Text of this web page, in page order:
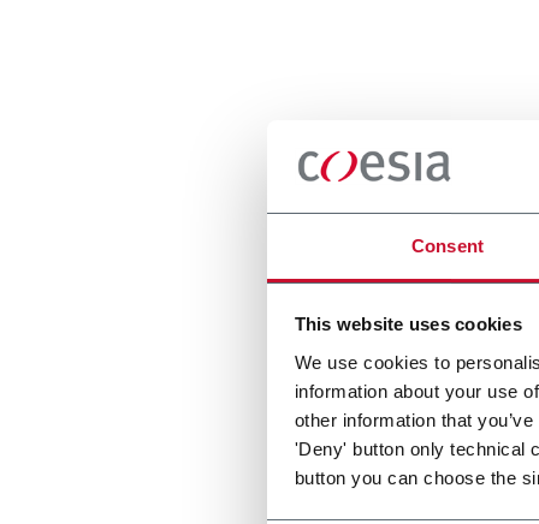
Consent
This website uses cookies
We use cookies to
information about your use
other information that
'Deny' button only technical
button you can choose the